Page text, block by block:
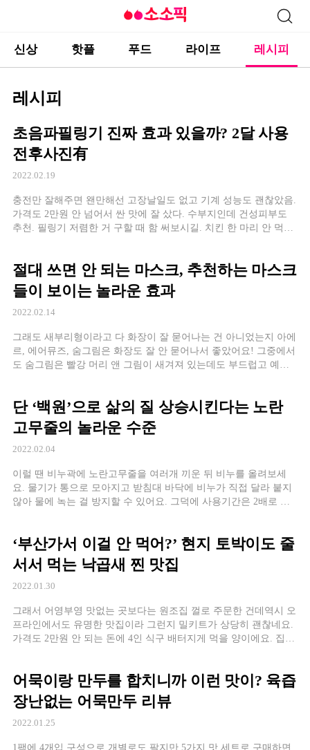
신상 핫플 푸드 라이프 레시피
레시피
초음파필링기 진짜 효과 있을까? 2달 사용
전후사진有
2022.02.19
충전만 잘해주면 왠만해선 고장날일도 없고 기계 성능도 괜찮았음.
가격도 2만원 안 넘어서 싼 맛에 잘 샀다. 수부지인데 건성피부도
추천. 필링기 저렴한 거 구할 때 함 써보시길. 치킨 한 마리 안 먹고
절대 쓰면 안 되는 마스크, 추천하는 마스크
들이 보이는 놀라운 효과
2022.02.14
그래도 새부리형이라고 다 화장이 잘 묻어나는 건 아니었는지 아에
르, 에어뮤즈, 숨그림은 화장도 잘 안 묻어나서 좋았어요! 그중에서
도 숨그림은 빨강 머리 앤 그림이 새겨져 있는데도 부드럽고 예뻐
단 ‘백원’으로 삶의 질 상승시킨다는 노란
고무줄의 놀라운 수준
2022.02.04
이럴 땐 비누곽에 노란고무줄을 여러개 끼운 뒤 비누를 올려보세
요. 물기가 통으로 모아지고 받침대 바닥에 비누가 직접 달라 붙지
않아 물에 녹는 걸 방지할 수 있어요. 그덕에 사용기간은 2배로 늘
‘부산가서 이걸 안 먹어?’ 현지 토박이도 줄
서서 먹는 낙곱새 찐 맛집
2022.01.30
그래서 어영부영 맛없는 곳보다는 원조집 껄로 주문한 건데역시 오
프라인에서도 유명한 맛집이라 그런지 밀키트가 상당히 괜찮네요.
가격도 2만원 안 되는 돈에 4인 식구 배터지게 먹을 양이에요. 집에
어묵이랑 만두를 합치니까 이런 맛이? 육즙
장난없는 어묵만두 리뷰
2022.01.25
1팩에 4개입 구성으로 개별로도 팔지만 5가지 맛 세트로 구매하면